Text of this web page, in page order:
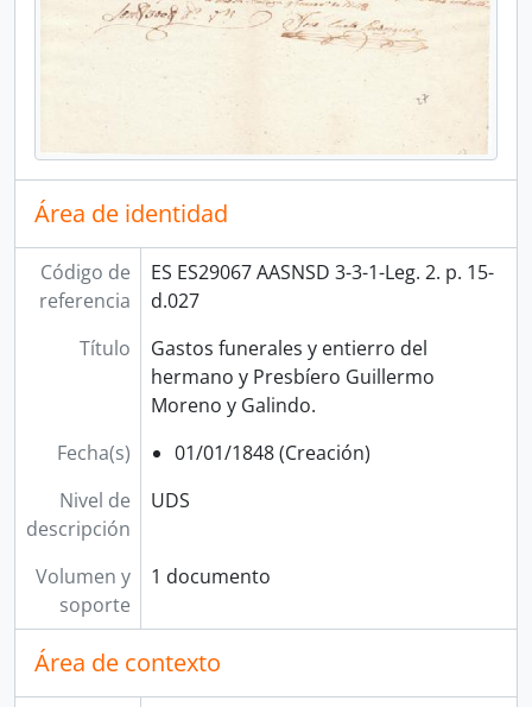
Área de identidad
Código de
referencia
ES ES29067 AASNSD 3-3-1-Leg. 2. p. 15-
d.027
Título
Gastos funerales y entierro del
hermano y Presbíero Guillermo
Moreno y Galindo.
Fecha(s)
01/01/1848 (Creación)
Nivel de
descripción
UDS
Volumen y
soporte
1 documento
Área de contexto